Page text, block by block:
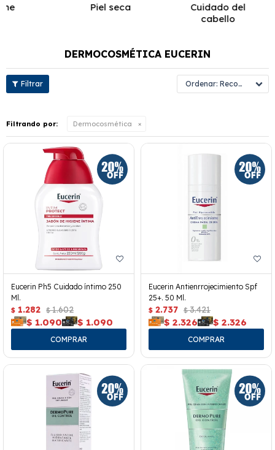
Piel seca
Cuidado del
cabello
DERMOCOSMÉTICA EUCERIN
Recomendados
Filtrando por: Dermocosmética
Eucerin Ph5 Cuidado íntimo 250
Ml.
$ 1.282 $ 1.602
$ 1.090 $ 1.090
Eucerin Antienrrojecimiento Spf
25+. 50 Ml.
$ 2.737 $ 3.421
$ 2.326 $ 2.326